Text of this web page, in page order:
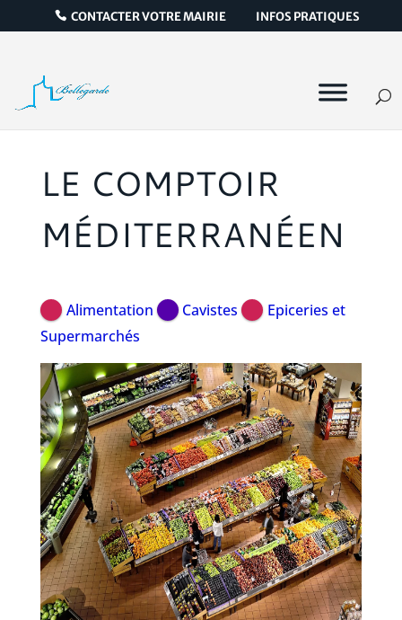
CONTACTER VOTRE MAIRIE INFOS PRATIQUES
LE COMPTOIR
MÉDITERRANÉEN
Alimentation Cavistes
Epiceries et
Supermarchés